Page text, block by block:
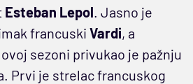
Esteban Lepol. Jasno je
francuski Vardi, a
sezoni privukao je pažnju
Prvi je strelac francuskog